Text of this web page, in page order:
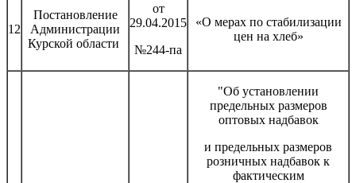
12
Постановление
Администрации
Курской области
от
29.04.2015
№244-па
«О мерах по стабилизации
цен на хлеб»
"Об установлении
предельных размеров
оптовых надбавок
и предельных размеров
розничных надбавок к
фактическим